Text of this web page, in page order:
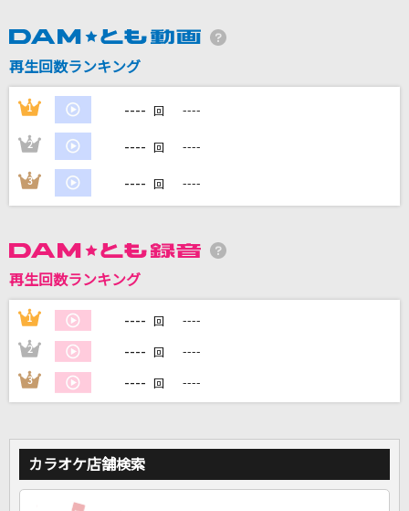
≠ME
[プロオケ]カラカラ
結束バンド
ふたりの夢港
橘ゆうじ
Official髭男dism
napori
Vaundy
再生回数ランキング
1 ---- 回 ----
2 ---- 回 ----
3 ---- 回 ----
再生回数ランキング
1 ---- 回 ----
2 ---- 回 ----
3 ---- 回 ----
カラオケ店舗検索